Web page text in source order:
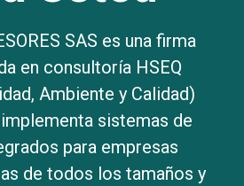
SAS es una firma
en consultoría HSEQ
Ambiente y Calidad)
sistemas de
para empresas
de todos los tamaños y